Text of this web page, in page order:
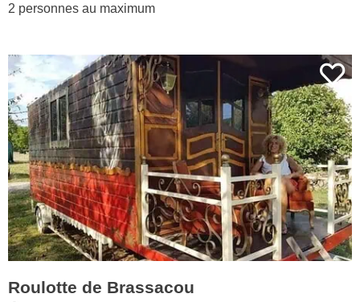
2 personnes au maximum
Roulotte de Brassacou